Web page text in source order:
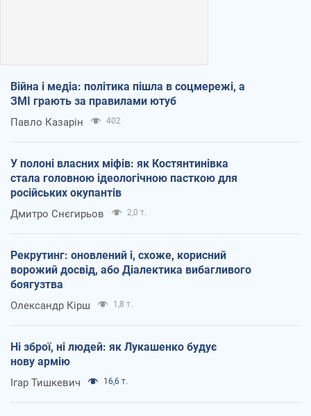
Війна і медіа: політика пішла в соцмережі, а
ЗМІ грають за правилами ютуб
Павло Казарін 402
У полоні власних міфів: як Костянтинівка
стала головною ідеологічною пасткою для
російських окупантів
Дмитро Снєгирьов 2,0 т.
Рекрутинг: оновлений і, схоже, корисний
ворожий досвід, або Діалектика вибагливого
боягузтва
Олександр Кірш 1,8 т.
Ні зброї, ні людей: як Лукашенко будує
нову армію
Ігар Тишкевич 16,6 т.